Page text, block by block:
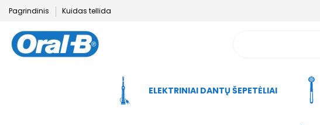
Pagrindinis Kuidas tellida
ELEKTRINIAI DANTŲ ŠEPETĖLIAI